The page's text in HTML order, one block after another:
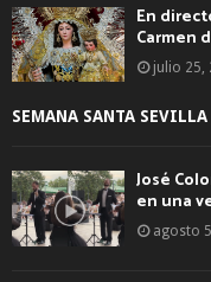
En
Carmen
julio 25,
SEMANA SANTA SEVILLA
José
en una
agosto